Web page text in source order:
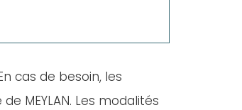
cas de besoin, les
MEYLAN. Les modalités